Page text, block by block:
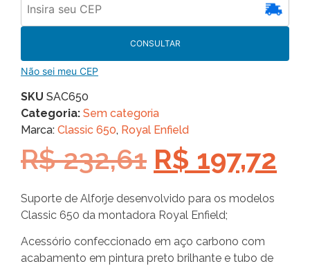
CONSULTAR
Não sei meu CEP
SKU SAC650
Categoria: Sem categoria
Marca: Classic 650, Royal Enfield
R$232,61 R$ 197,72
Suporte de Alforje desenvolvido para os modelos
Classic 650 da montadora Royal Enfield;
Acessório confeccionado em aço carbono com
acabamento em pintura preto brilhante e tubo de